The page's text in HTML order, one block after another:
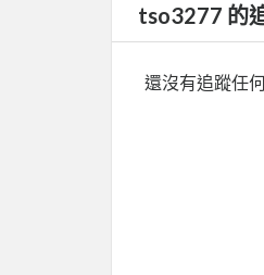
tso3277 的
還沒有追蹤任